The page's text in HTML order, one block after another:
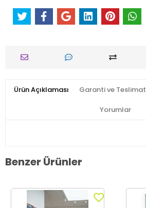
Ürün Açıklaması Garanti ve Teslimat
Yorumlar
Benzer Ürünler